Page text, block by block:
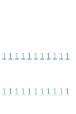
1 1 1 1 1 1 1 1 1 1 1
1 1 1 1 1 1 1 1 1 1 1